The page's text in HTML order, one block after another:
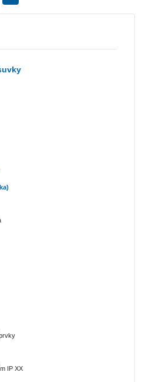
IP XX